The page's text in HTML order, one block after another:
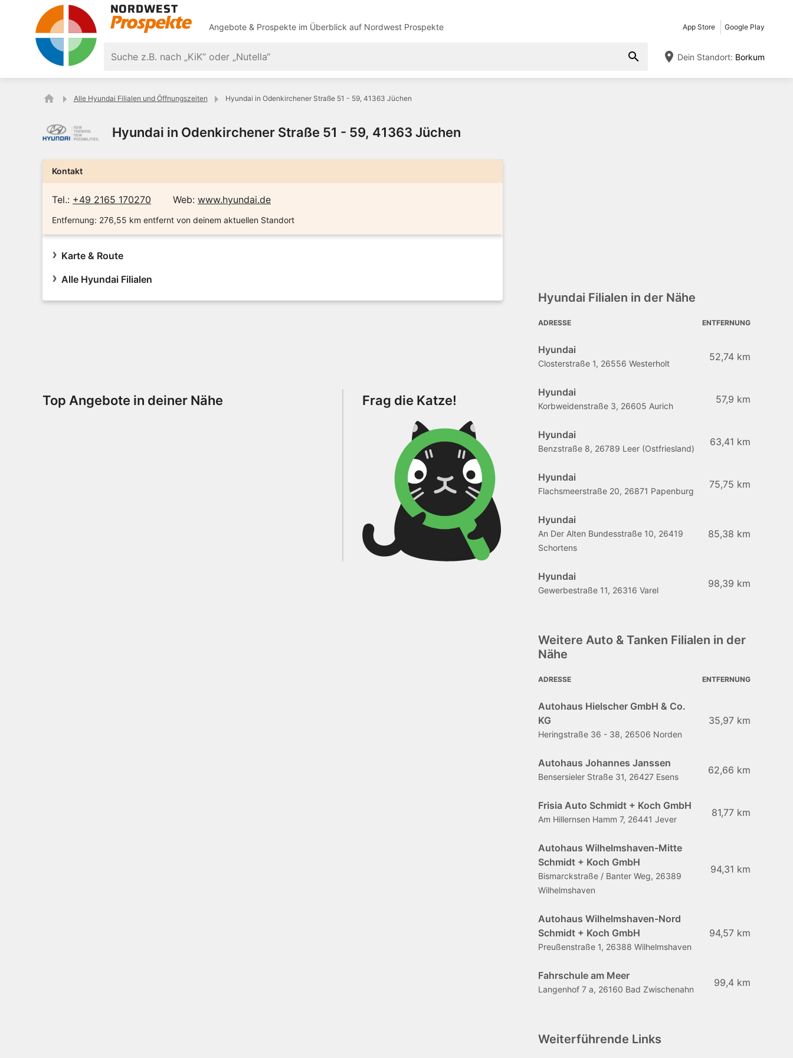
Angebote & Prospekte im Überblick auf Nordwest Prospekte App Store Google Play
Dein Standort: Borkum
Alle Hyundai Filialen und Öffnungszeiten Hyundai in Odenkirchener Straße 51 - 59, 41363 Jüchen
Hyundai in Odenkirchener Straße 51 - 59, 41363 Jüchen
Kontakt
Tel.: +49 2165 170270 Web: www.hyundai.de
Entfernung: 276,55 km entfernt von deinem aktuellen Standort
Karte & Route
Alle Hyundai Filialen
Top Angebote in deiner Nähe Frag die Katze!
Hyundai Filialen in der Nähe
ADRESSE ENTFERNUNG
Hyundai
Closterstraße 1, 26556 Westerholt
52,74 km
Hyundai
Korbweidenstraße 3, 26605 Aurich
57,9 km
Hyundai
Benzstraße 8, 26789 Leer (Ostfriesland)
63,41 km
Hyundai
Flachsmeerstraße 20, 26871 Papenburg
75,75 km
Hyundai
An Der Alten Bundesstraße 10, 26419
Schortens
85,38 km
Hyundai
Gewerbestraße 11, 26316 Varel
98,39 km
Weitere Auto & Tanken Filialen in der
Nähe
ADRESSE ENTFERNUNG
Autohaus Hielscher GmbH & Co.
KG
Heringstraße 36 - 38, 26506 Norden
35,97 km
Autohaus Johannes Janssen
Bensersieler Straße 31, 26427 Esens
62,66 km
Frisia Auto Schmidt + Koch GmbH
Am Hillernsen Hamm 7, 26441 Jever
81,77 km
Autohaus Wilhelmshaven-Mitte
Schmidt + Koch GmbH
Bismarckstraße / Banter Weg, 26389
Wilhelmshaven
94,31 km
Autohaus Wilhelmshaven-Nord
Schmidt + Koch GmbH
Preußenstraße 1, 26388 Wilhelmshaven
94,57 km
Fahrschule am Meer
Langenhof 7 a, 26160 Bad Zwischenahn
99,4 km
Weiterführende Links